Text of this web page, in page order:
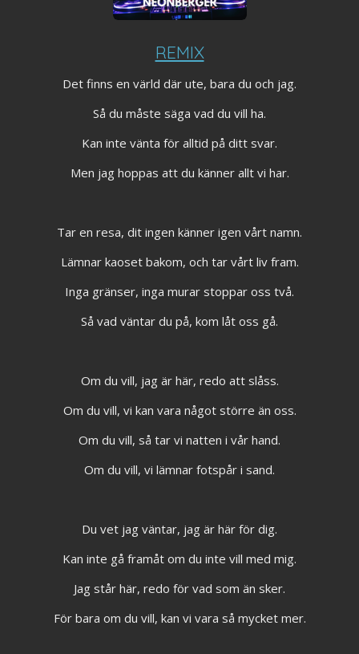
REMIX
Det finns en värld där ute, bara du och jag.
Så du måste säga vad du vill ha.
Kan inte vänta för alltid på ditt svar.
Men jag hoppas att du känner allt vi har.
Tar en resa, dit ingen känner igen vårt namn.
Lämnar kaoset bakom, och tar vårt liv fram.
Inga gränser, inga murar stoppar oss två.
Så vad väntar du på, kom låt oss gå.
Om du vill, jag är här, redo att slåss.
Om du vill, vi kan vara något större än oss.
Om du vill, så tar vi natten i vår hand.
Om du vill, vi lämnar fotspår i sand.
Du vet jag väntar, jag är här för dig.
Kan inte gå framåt om du inte vill med mig.
Jag står här, redo för vad som än sker.
För bara om du vill, kan vi vara så mycket mer.